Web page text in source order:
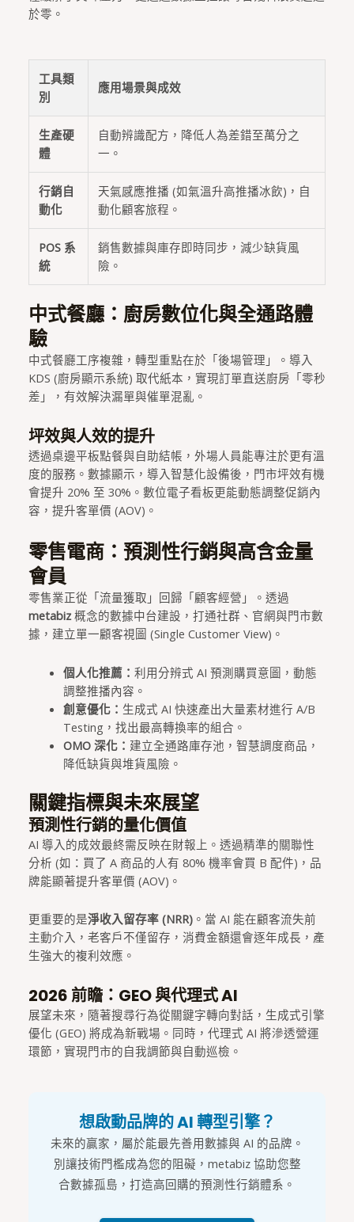
於零。
工具類
別
應用場景與成效
生產硬
體
自動辨識配方，降低人為差錯至萬分之
一。
行銷自
動化
天氣感應推播 (如氣溫升高推播冰飲)，自
動化顧客旅程。
POS 系
統
銷售數據與庫存即時同步，減少缺貨風
險。
中式餐廳：廚房數位化與全通路體
驗
中式餐廳工序複雜，轉型重點在於「後場管理」。導入
KDS (廚房顯示系統) 取代紙本，實現訂單直送廚房「零秒
差」，有效解決漏單與催單混亂。
坪效與人效的提升
透過桌邊平板點餐與自助結帳，外場人員能專注於更有溫
度的服務。數據顯示，導入智慧化設備後，門市坪效有機
會提升 20% 至 30%。數位電子看板更能動態調整促銷內
容，提升客單價 (AOV)。
零售電商：預測性行銷與高含金量
會員
零售業正從「流量獲取」回歸「顧客經營」。透過
metabiz概念的數據中台建設，打通社群、官網與門市數
據，建立單一顧客視圖 (Single Customer View)。
個人化推薦： 利用分辨式 AI 預測購買意圖，動態
調整推播內容。
創意優化： 生成式 AI 快速產出大量素材進行 A/B
Testing，找出最高轉換率的組合。
OMO 深化： 建立全通路庫存池，智慧調度商品，
降低缺貨與堆貨風險。
關鍵指標與未來展望
預測性行銷的量化價值
AI 導入的成效最終需反映在財報上。透過精準的關聯性
分析 (如：買了 A 商品的人有 80% 機率會買 B 配件)，品
牌能顯著提升客單價 (AOV)。
更重要的是淨收入留存率 (NRR)。當 AI 能在顧客流失前
主動介入，老客戶不僅留存，消費金額還會逐年成長，產
生強大的複利效應。
2026 前瞻：GEO 與代理式 AI
展望未來，隨著搜尋行為從關鍵字轉向對話，生成式引擎
優化 (GEO) 將成為新戰場。同時，代理式 AI 將滲透營運
環節，實現門市的自我調節與自動巡檢。
想啟動品牌的 AI 轉型引擎？
未來的贏家，屬於能最先善用數據與 AI 的品牌。
別讓技術門檻成為您的阻礙，metabiz 協助您整
合數據孤島，打造高回購的預測性行銷體系。